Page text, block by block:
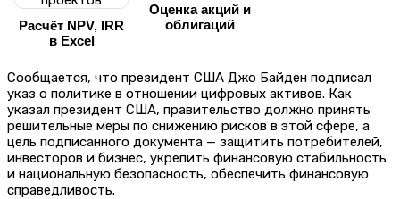
Расчёт NPV, IRR
в Excel
Оценка акций и
облигаций
Сообщается, что президент США Джо Байден подписал
указ о политике в отношении цифровых активов. Как
указал президент США, правительство должно принять
решительные меры по снижению рисков в этой сфере, а
цель подписанного документа — защитить потребителей,
инвесторов и бизнес, укрепить финансовую стабильность
и национальную безопасность, обеспечить финансовую
справедливость.